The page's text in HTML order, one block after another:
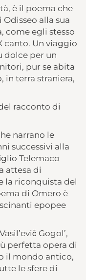
è il poema che
alla sua
come egli stesso
canto. Un viaggio
dolce per un
pur se abita
in terra straniera,
racconto di
narrano le
successivi alla
Telemaco
attesa di
la riconquista del
di Omero è
epopee
Gogol’,
perfetta opera di
il mondo antico,
le sfere di